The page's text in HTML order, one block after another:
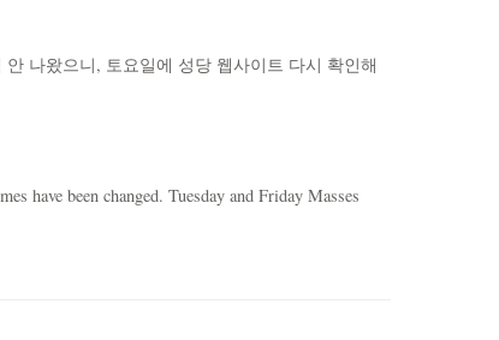
나왔으니, 토요일에 성당 웹사이트 다시 확인해
have been changed. Tuesday and Friday Masses